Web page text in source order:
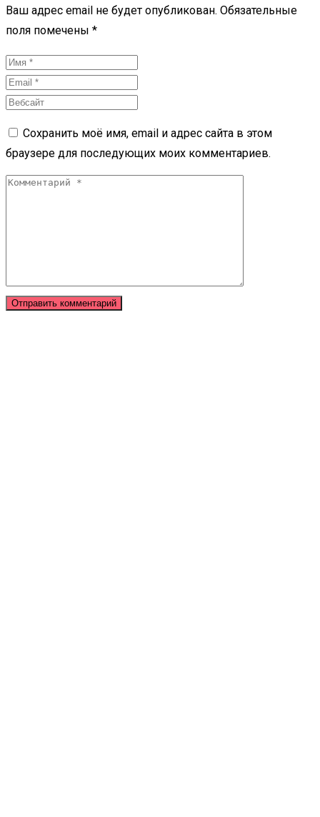
Ваш адрес email не будет опубликован. Обязательные
поля помечены *
Сохранить моё имя, email и адрес сайта в этом
браузере для последующих моих комментариев.